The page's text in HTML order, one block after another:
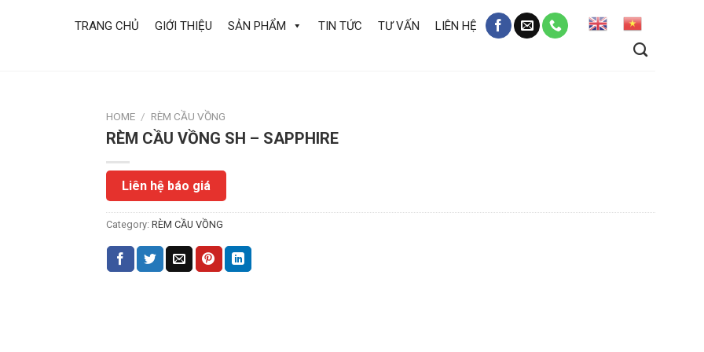
TRANG CHỦ GIỚI THIỆU SẢN PHẨM TIN TỨC TƯ VẤN LIÊN HỆ
HOME / RÈM CẦU VỒNG
RÈM CẦU VỒNG SH – SAPPHIRE
Liên hệ báo giá
Category: RÈM CẦU VỒNG